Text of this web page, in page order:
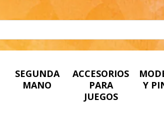
SEGUNDA
MANO
ACCESORIOS
PARA
JUEGOS
Y